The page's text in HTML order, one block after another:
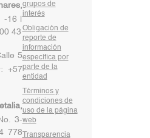
-16 |
43
5
+57
3-
778
grupos de
interés
Obligación de
reporte de
información
específica por
parte de la
entidad
Términos y
condiciones de
uso de la página
web
Transparencia